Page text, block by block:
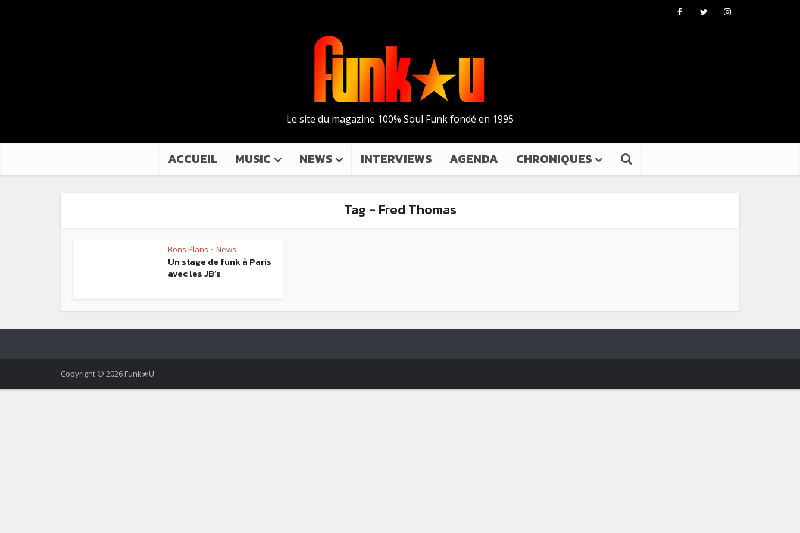
Le site du magazine 100% Soul Funk fondé en 1995
ACCUEIL MUSIC NEWS INTERVIEWS AGENDA CHRONIQUES
Tag - Fred Thomas
Bons Plans • News
Un stage de funk à Paris
avec les JB’s
Copyright © 2026 Funk★U